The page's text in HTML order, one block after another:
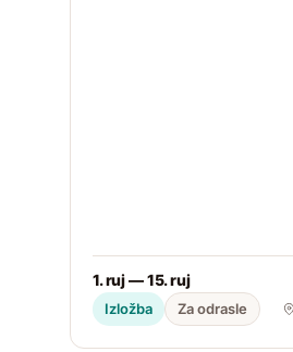
1. ruj — 15. ruj
Izložba Za odrasle